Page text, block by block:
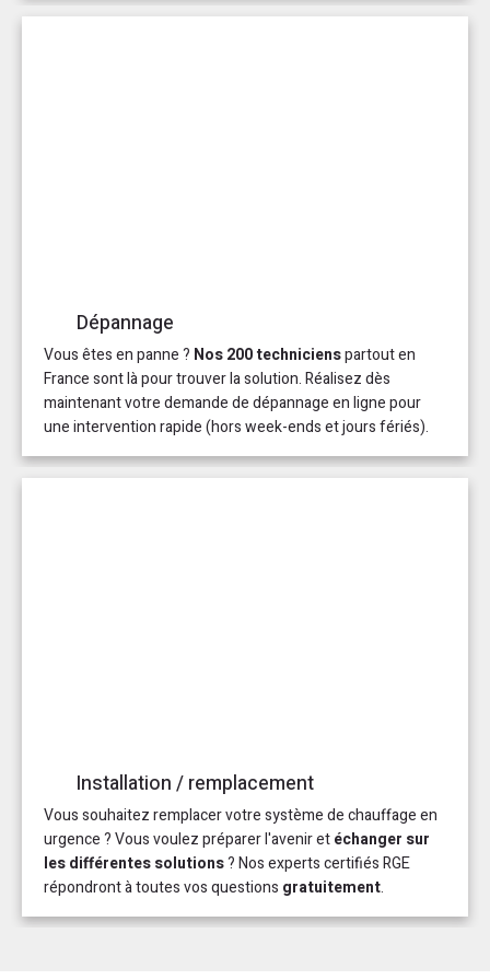
Dépannage
Vous êtes en panne ? Nos 200 technicienspartout en
France sont là pour trouver la solution. Réalisez dès
maintenant votre demande de dépannage en ligne pour
une intervention rapide (hors week-ends et jours fériés).
Installation / remplacement
Vous souhaitez remplacer votre système de chauffage en
urgence ? Vous voulez préparer l'avenir etéchanger sur
les différentes solutions? Nos experts certifiés RGE
répondront à toutes vos questions gratuitement.